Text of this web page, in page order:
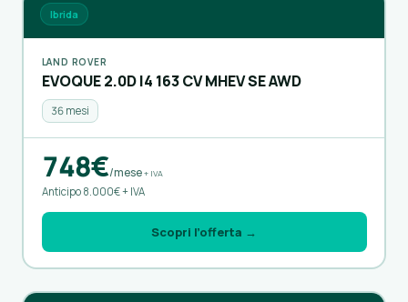
Ibrida
LAND ROVER
EVOQUE 2.0D I4 163 CV MHEV SE AWD
36 mesi
748€/mese+ IVA
Anticipo 8.000€ + IVA
Scopri l’offerta →